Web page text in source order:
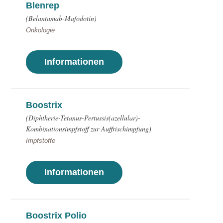
Blenrep
(Belantamab-Mafodotin)
Onkologie
Informationen
Boostrix
(Diphtherie-Tetanus-Pertussis(azellular)-
Kombinationsimpfstoff zur Auffrischimpfung)
Impfstoffe
Informationen
Boostrix Polio